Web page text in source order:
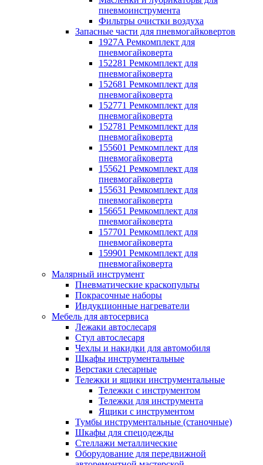
пневмоинструмента
Фильтры очистки воздуха
Запасные части для пневмогайковертов
1927A Ремкомплект для
пневмогайковерта
152281 Ремкомплект для
пневмогайковерта
152681 Ремкомплект для
пневмогайковерта
152771 Ремкомплект для
пневмогайковерта
152781 Ремкомплект для
пневмогайковерта
155601 Ремкомплект для
пневмогайковерта
155621 Ремкомплект для
пневмогайковерта
155631 Ремкомплект для
пневмогайковерта
156651 Ремкомплект для
пневмогайковерта
157701 Ремкомплект для
пневмогайковерта
159901 Ремкомплект для
пневмогайковерта
Малярный инструмент
Пневматические краскопульты
Покрасочные наборы
Индукционные нагреватели
Мебель для автосервиса
Лежаки автослесаря
Стул автослесаря
Чехлы и накидки для автомобиля
Шкафы инструментальные
Верстаки слесарные
Тележки и ящики инструментальные
Тележки с инструментом
Тележки для инструмента
Ящики с инструментом
Тумбы инструментальные (станочные)
Шкафы для спецодежды
Стеллажи металлические
Оборудование для передвижной